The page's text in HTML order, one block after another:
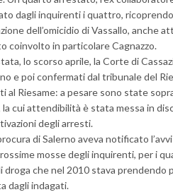
dagli inquirenti i quattro,
dell’omicidio di Vassallo,
coinvolto in particolare Cagnazzo.
lo scorso aprile, la Corte di
e poi confermati dal tribunale del
al Riesame: a pesare sono state
cui attendibilità è stata messa in
degli arresti.
di Salerno aveva notificato
mosse degli inquirenti, per i
che nel 2010 stava prendendo
dagli indagati.